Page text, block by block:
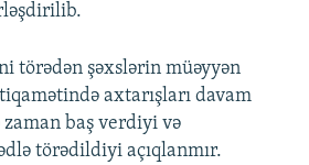
törədən şəxslərin müəyyən
axtarışları davam
baş verdiyi və
törədildiyi açıqlanmır.